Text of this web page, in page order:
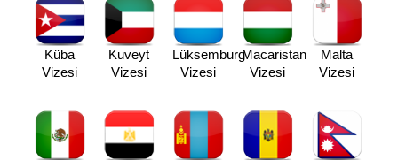
Küba
Vizesi
Kuveyt
Vizesi
Lüksemburg
Vizesi
Macaristan
Vizesi
Malta
Vizesi